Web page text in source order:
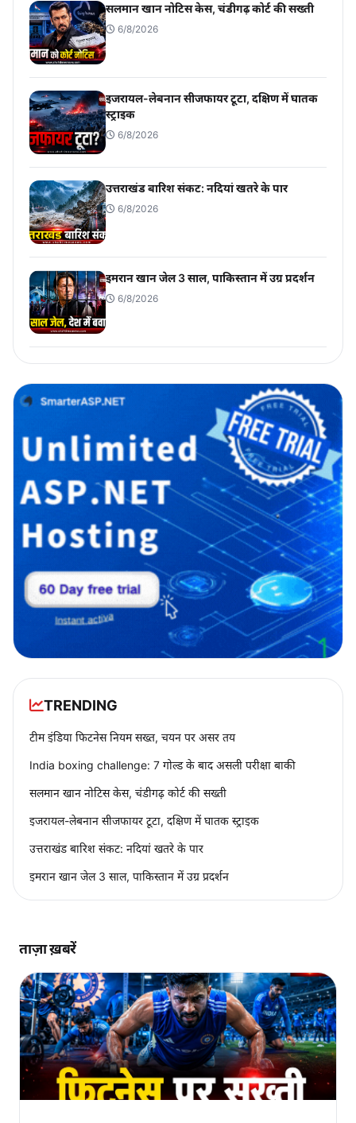
सलमान खान नोटिस केस, चंडीगढ़ कोर्ट की सख्ती
6/8/2026
इजरायल-लेबनान सीजफायर टूटा, दक्षिण में घातक
स्ट्राइक
6/8/2026
उत्तराखंड बारिश संकट: नदियां खतरे के पार
6/8/2026
इमरान खान जेल 3 साल, पाकिस्तान में उग्र प्रदर्शन
6/8/2026
TRENDING
टीम इंडिया फिटनेस नियम सख्त, चयन पर असर तय
India boxing challenge: 7 गोल्ड के बाद असली परीक्षा बाकी
सलमान खान नोटिस केस, चंडीगढ़ कोर्ट की सख्ती
इजरायल-लेबनान सीजफायर टूटा, दक्षिण में घातक स्ट्राइक
उत्तराखंड बारिश संकट: नदियां खतरे के पार
इमरान खान जेल 3 साल, पाकिस्तान में उग्र प्रदर्शन
ताज़ा ख़बरें